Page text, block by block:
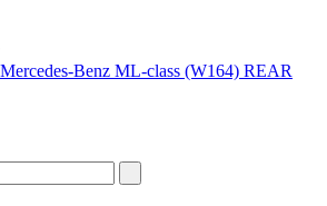
Benz ML-class (W164) REAR